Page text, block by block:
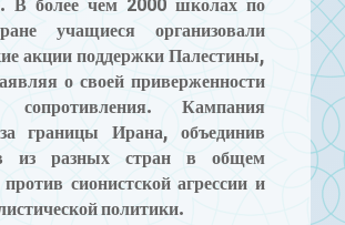
В более чем 2000 школах по
учащиеся организовали
акции поддержки Палестины,
о своей приверженности
сопротивления. Кампания
границы Ирана, объединив
из разных стран в общем
против сионистской агрессии и
политики.